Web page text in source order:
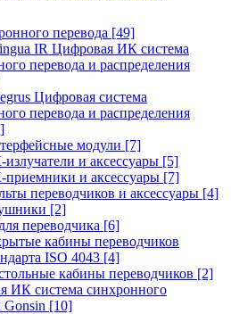
перевода [49]
IR Цифровая ИК система
перевода и распределения
Цифровая система
перевода и распределения
модули [7]
и аксессуары [5]
и аксессуары [7]
переводчиков и аксессуары [4]
[2]
переводчика [6]
кабины переводчиков
ISO 4043 [4]
кабины переводчиков [2]
ИК система синхронного
Gonsin [10]